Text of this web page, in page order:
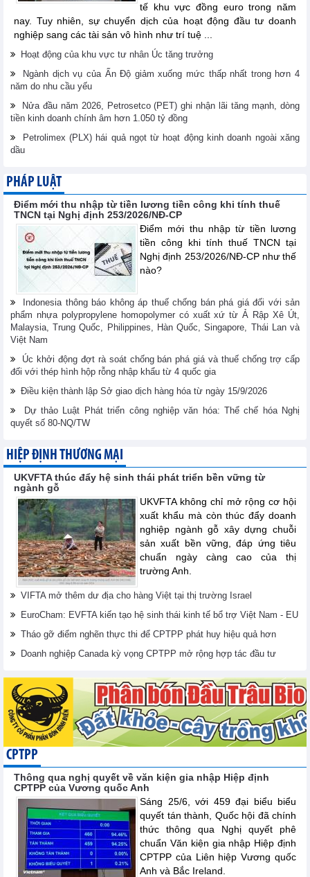
tế khu vực đồng euro trong năm
nay. Tuy nhiên, sự chuyển dịch của hoạt động đầu tư doanh
nghiệp sang các tài sản vô hình như trí tuệ ...
Hoạt động của khu vực tư nhân Úc tăng trưởng
Ngành dịch vụ của Ấn Độ giảm xuống mức thấp nhất trong hơn 4
năm do nhu cầu yếu
Nửa đầu năm 2026, Petrosetco (PET) ghi nhận lãi tăng mạnh, dòng
tiền kinh doanh chính âm hơn 1.050 tỷ đồng
Petrolimex (PLX) hái quả ngọt từ hoạt động kinh doanh ngoài xăng
dầu
PHÁP LUẬT
Điểm mới thu nhập từ tiền lương tiền công khi tính thuế
TNCN tại Nghị định 253/2026/NĐ-CP
Điểm mới thu nhập từ tiền lương
tiền công khi tính thuế TNCN tại
Nghị định 253/2026/NĐ-CP như thế
nào?
Indonesia thông báo không áp thuế chống bán phá giá đối với sản
phẩm nhựa polypropylene homopolymer có xuất xứ từ Ả Rập Xê Út,
Malaysia, Trung Quốc, Philippines, Hàn Quốc, Singapore, Thái Lan và
Việt Nam
Úc khởi động đợt rà soát chống bán phá giá và thuế chống trợ cấp
đối với thép hình hộp rỗng nhập khẩu từ 4 quốc gia
Điều kiện thành lập Sở giao dịch hàng hóa từ ngày 15/9/2026
Dự thảo Luật Phát triển công nghiệp văn hóa: Thể chế hóa Nghị
quyết số 80-NQ/TW
HIỆP ĐỊNH THƯƠNG MẠI
UKVFTA thúc đẩy hệ sinh thái phát triển bền vững từ
ngành gỗ
UKVFTA không chỉ mở rộng cơ hội
xuất khẩu mà còn thúc đẩy doanh
nghiệp ngành gỗ xây dựng chuỗi
sản xuất bền vững, đáp ứng tiêu
chuẩn ngày càng cao của thị
trường Anh.
VIFTA mở thêm dư địa cho hàng Việt tại thị trường Israel
EuroCham: EVFTA kiến tạo hệ sinh thái kinh tế bổ trợ Việt Nam - EU
Tháo gỡ điểm nghẽn thực thi để CPTPP phát huy hiệu quả hơn
Doanh nghiệp Canada kỳ vọng CPTPP mở rộng hợp tác đầu tư
CPTPP
Thông qua nghị quyết về văn kiện gia nhập Hiệp định
CPTPP của Vương quốc Anh
Sáng 25/6, với 459 đại biểu biểu
quyết tán thành, Quốc hội đã chính
thức thông qua Nghị quyết phê
chuẩn Văn kiện gia nhập Hiệp định
CPTPP của Liên hiệp Vương quốc
Anh và Bắc Ireland.